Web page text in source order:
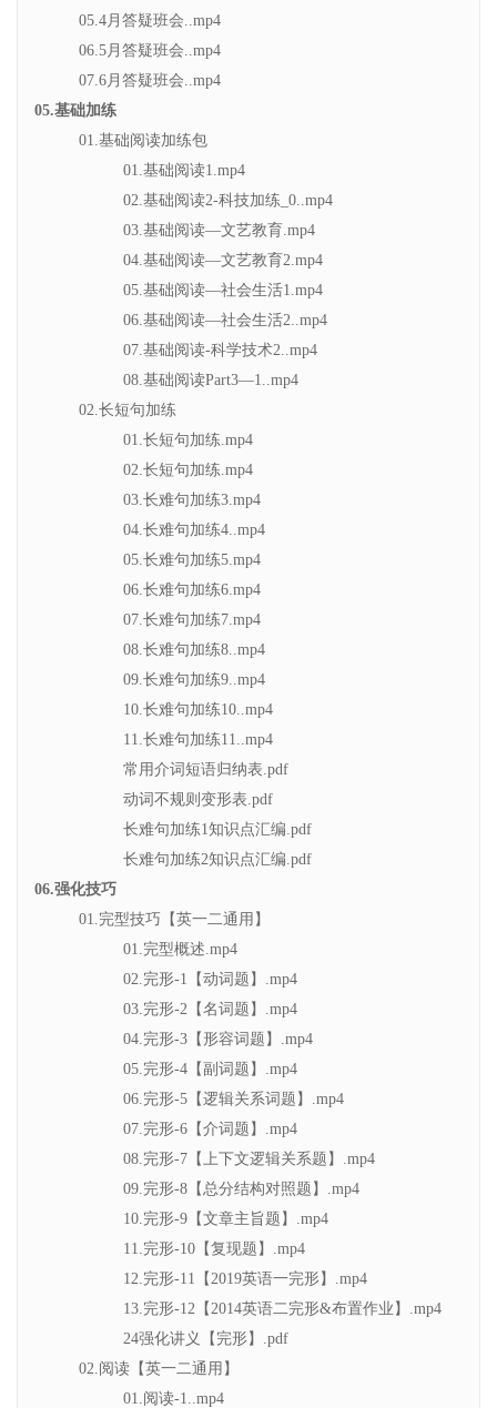
05.4月答疑班会..mp4
06.5月答疑班会..mp4
07.6月答疑班会..mp4
05.基础加练
01.基础阅读加练包
01.基础阅读1.mp4
02.基础阅读2-科技加练_0..mp4
03.基础阅读—文艺教育.mp4
04.基础阅读—文艺教育2.mp4
05.基础阅读—社会生活1.mp4
06.基础阅读—社会生活2..mp4
07.基础阅读-科学技术2..mp4
08.基础阅读Part3—1..mp4
02.长短句加练
01.长短句加练.mp4
02.长短句加练.mp4
03.长难句加练3.mp4
04.长难句加练4..mp4
05.长难句加练5.mp4
06.长难句加练6.mp4
07.长难句加练7.mp4
08.长难句加练8..mp4
09.长难句加练9..mp4
10.长难句加练10..mp4
11.长难句加练11..mp4
常用介词短语归纳表.pdf
动词不规则变形表.pdf
长难句加练1知识点汇编.pdf
长难句加练2知识点汇编.pdf
06.强化技巧
01.完型技巧【英一二通用】
01.完型概述.mp4
02.完形-1【动词题】.mp4
03.完形-2【名词题】.mp4
04.完形-3【形容词题】.mp4
05.完形-4【副词题】.mp4
06.完形-5【逻辑关系词题】.mp4
07.完形-6【介词题】.mp4
08.完形-7【上下文逻辑关系题】.mp4
09.完形-8【总分结构对照题】.mp4
10.完形-9【文章主旨题】.mp4
11.完形-10【复现题】.mp4
12.完形-11【2019英语一完形】.mp4
13.完形-12【2014英语二完形&布置作业】.mp4
24强化讲义【完形】.pdf
02.阅读【英一二通用】
01.阅读-1..mp4